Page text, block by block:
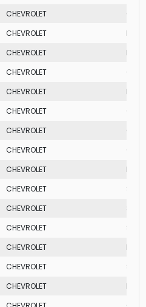
CHEVROLET
CHEVROLET
CHEVROLET
CHEVROLET
CHEVROLET
CHEVROLET
CHEVROLET
CHEVROLET
CHEVROLET
CHEVROLET
SS
CHEVROLET
CHEVROLET
SS
CHEVROLET
CHEVROLET
SS
CHEVROLET